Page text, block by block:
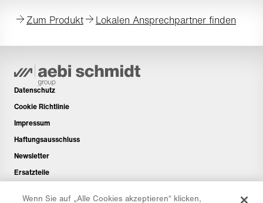
Zum Produkt Lokalen Ansprechpartner finden
Datenschutz
Cookie Richtlinie
Impressum
Haftungsausschluss
Newsletter
Ersatzteile
Wenn Sie auf „Alle Cookies akzeptieren“ klicken,